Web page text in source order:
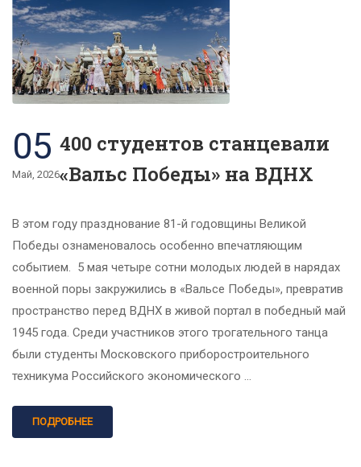
05
Май, 2026
400 студентов станцевали
«Вальс Победы» на ВДНХ
В этом году празднование 81-й годовщины Великой
Победы ознаменовалось особенно впечатляющим
событием. 5 мая четыре сотни молодых людей в нарядах
военной поры закружились в «Вальсе Победы», превратив
пространство перед ВДНХ в живой портал в победный май
1945 года. Среди участников этого трогательного танца
были студенты Московского приборостроительного
техникума Российского экономического …
ПОДРОБНЕЕ